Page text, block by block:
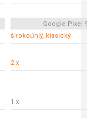
Google Pixel
širokoúhlý, klasický
2 x
1 x